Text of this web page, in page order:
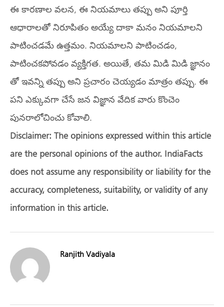
ఈ కారణాల వలన, ఈ నియమాలు తప్పు అని పూర్తి
ఆధారాలతో నిరూపితం అయ్యే దాకా మనం నియమాలని
పాటించడమే ఉత్తమం. నియమాలని పాటించడం,
పాటించకపోవడం వ్యక్తిగత. అయితే, తమ మిడి మిడి జ్ఞానం
తో ఇవన్ని తప్పు అని ప్రచారం చెయ్యడం మాత్రం తప్పు. ఈ
పని ఎక్కువగా చేసే జన విజ్ఞాన వేదిక వారు కొంచెం
పునరాలోచించు కోవాలి.
Disclaimer: The opinions expressed within this article
are the personal opinions of the author. IndiaFacts
does not assume any responsibility or liability for the
accuracy, completeness, suitability, or validity of any
information in this article.
Ranjith Vadiyala